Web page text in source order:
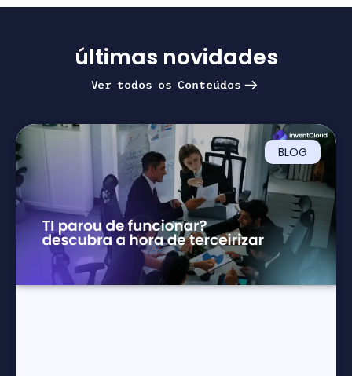
últimas novidades
Ver todos os Conteúdos
BLOG